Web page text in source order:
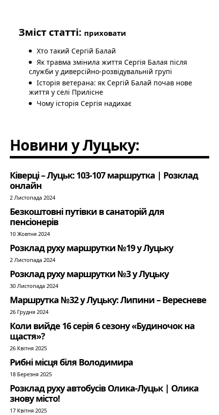
Зміст статті: приховати
Хто такий Сергій Балай
Як травма змінила життя Сергія Балая після
служби у диверсійно-розвідувальній групі
Історія ветерана: як Сергій Балай почав нове
життя у селі Прилісне
Чому історія Сергія надихає
Новини у Луцьку:
Ківерці – Луцьк: 103-107 маршрутка | Розклад
онлайн
2 Листопада 2024
Безкоштовні путівки в санаторій для
пенсіонерів
10 Жовтня 2024
Розклад руху маршрутки №19 у Луцьку
2 Листопада 2024
Розклад руху маршрутки №3 у Луцьку
30 Листопада 2024
Маршрутка №32 у Луцьку: Липини – Вересневе
26 Грудня 2024
Коли вийде 16 серія 6 сезону «Будиночок на
щастя»?
26 Квітня 2025
Рибні місця біля Володимира
18 Березня 2025
Розклад руху автобусів Олика-Луцьк | Олика
знову місто!
17 Квітня 2025